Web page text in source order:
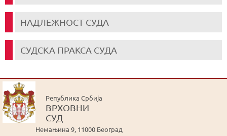
НАДЛЕЖНОСТ СУДА
СУДСКА ПРАКСА СУДА
Република Србија
ВРХОВНИ
СУД
Немањина 9, 11000 Београд